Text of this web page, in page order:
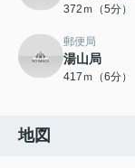
372ｍ（5分）
郵便局
湯山局
417ｍ（6分）
地図